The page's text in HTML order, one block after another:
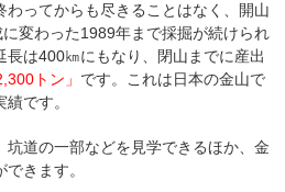
ってからも尽きることはなく、開山
変わった1989年まで採掘が続けられ
長は400㎞にもなり、閉山までに産出
トン」 です。これは日本の金山で
です。
道の一部などを見学できるほか、金
きます。